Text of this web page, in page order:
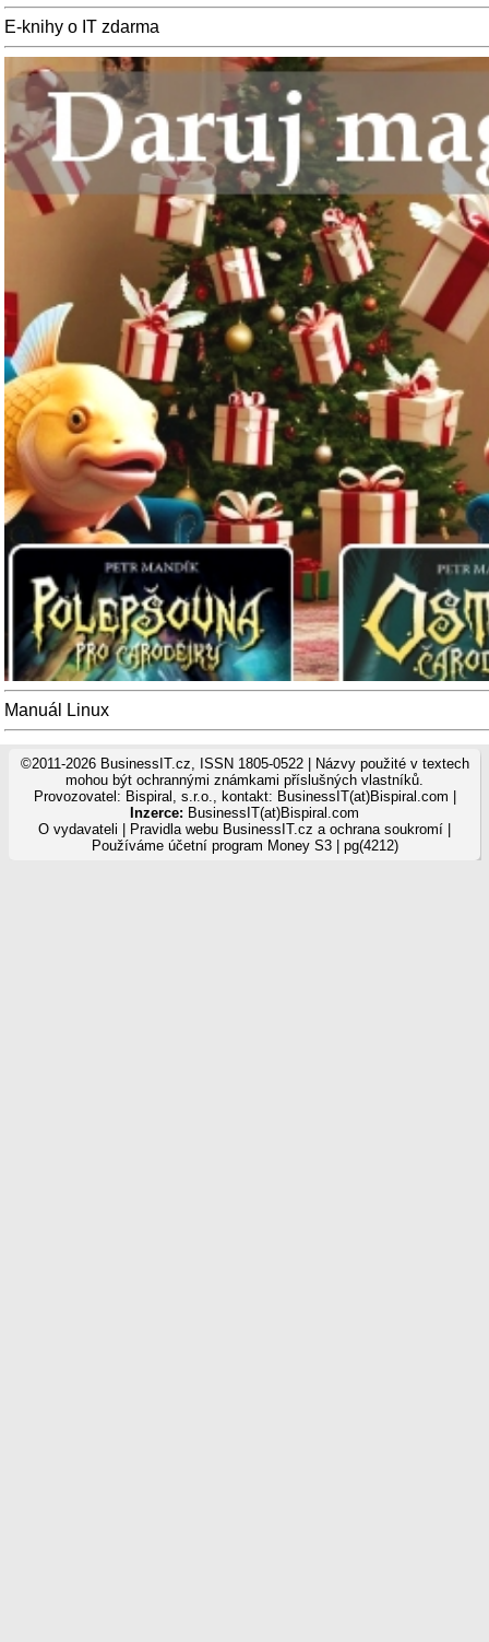
E-knihy o IT zdarma
Manuál Linux
©2011-2026 BusinessIT.cz, ISSN 1805-0522 | Názvy použité v textech
mohou být ochrannými známkami příslušných vlastníků.
Provozovatel: Bispiral, s.r.o., kontakt: BusinessIT(at)Bispiral.com |
Inzerce: BusinessIT(at)Bispiral.com
O vydavateli
Pravidla webu BusinessIT.cz a ochrana soukromí
Používáme účetní program Money S3| pg(4212)